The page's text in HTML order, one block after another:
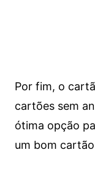
Por fim, o
cartões sem
ótima opção
um bom